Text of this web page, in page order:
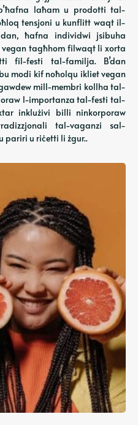
laħam u prodotti tal-
tensjoni u kunflitt waqt il-
ħafna individwi jsibuha
tagħhom filwaqt li xorta
fil-festi tal-familja. B’dan
modi kif noħolqu ikliet vegan
mill-membri kollha tal-
l-importanza tal-festi tal-
inklużivi billi ninkorporaw
tal-vaganzi sal-
pariri u riċetti li żgur..